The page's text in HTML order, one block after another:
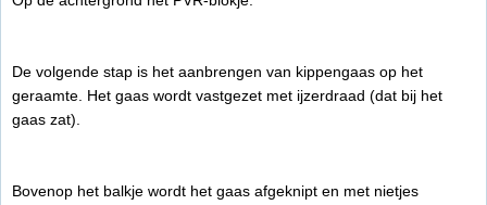
De volgende stap is het aanbrengen van kippengaas op het
geraamte. Het gaas wordt vastgezet met ijzerdraad (dat bij het
gaas zat).
Bovenop het balkje wordt het gaas afgeknipt en met nietjes